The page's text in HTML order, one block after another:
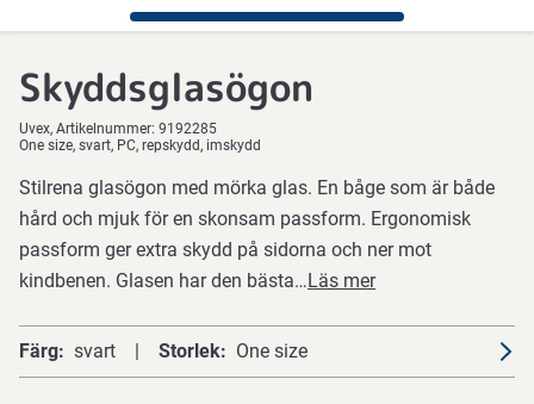
Skyddsglasögon
Uvex Artikelnummer: 9192285
One size, svart, PC, repskydd, imskydd
Stilrena glasögon med mörka glas. En båge som är både
hård och mjuk för en skonsam passform. Ergonomisk
passform ger extra skydd på sidorna och ner mot
kindbenen. Glasen har den bästa…Läs mer
Färg svart Storlek One size